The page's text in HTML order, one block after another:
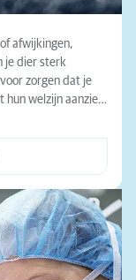
afwijkingen,
je dier sterk
zorgen dat je
hun welzijn aanzie…